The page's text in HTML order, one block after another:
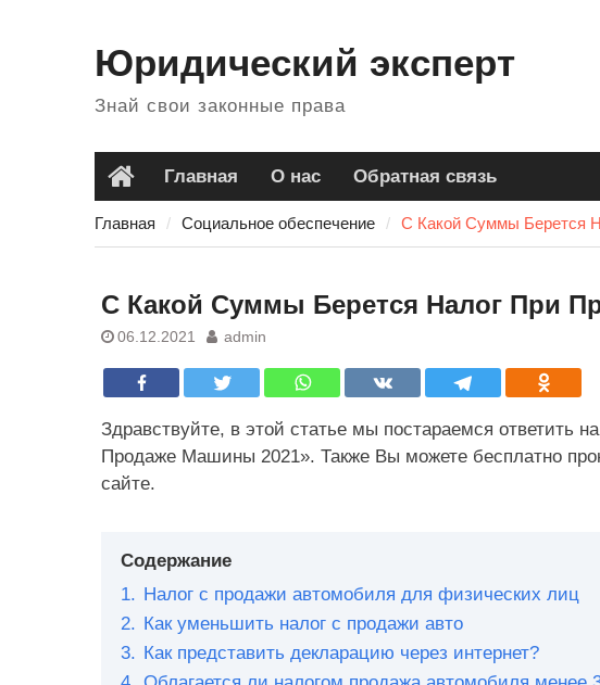
Юридический эксперт
Знай свои законные права
Главная
Главная О нас Обратная связь
Главная Социальное обеспечение С Какой Суммы Берется
С Какой Суммы Берется Налог При
06.12.2021 admin
Здравствуйте, в этой статье мы постараемся ответить
Продаже Машины 2021». Также Вы можете бесплатно
сайте.
Содержание
1. Налог с продажи автомобиля для физических лиц
2. Как уменьшить налог с продажи авто
3. Как представить декларацию через интернет?